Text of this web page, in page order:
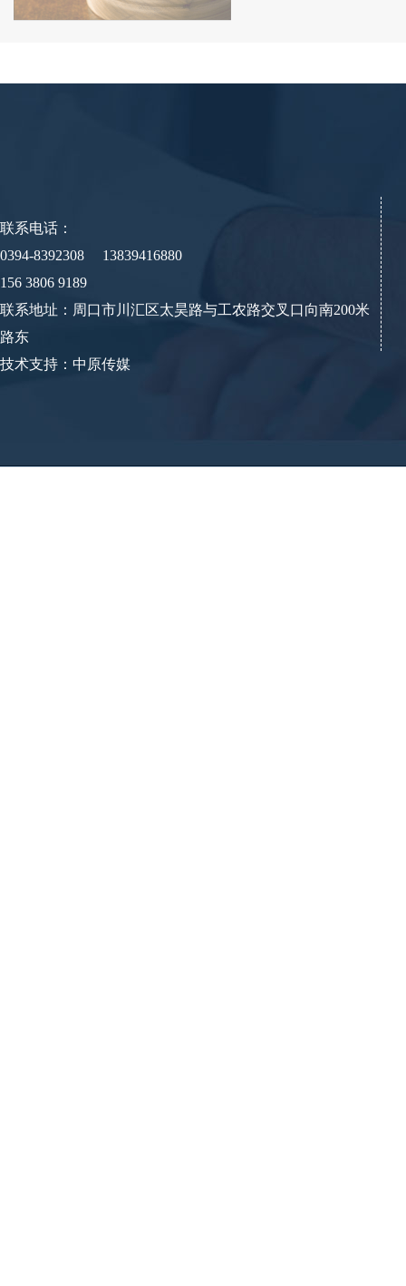
联系电话：
0394-8392308 13839416880
156 3806 9189
联系地址：周口市川汇区太昊路与工农路交叉口向南200米
路东
技术支持：中原传媒